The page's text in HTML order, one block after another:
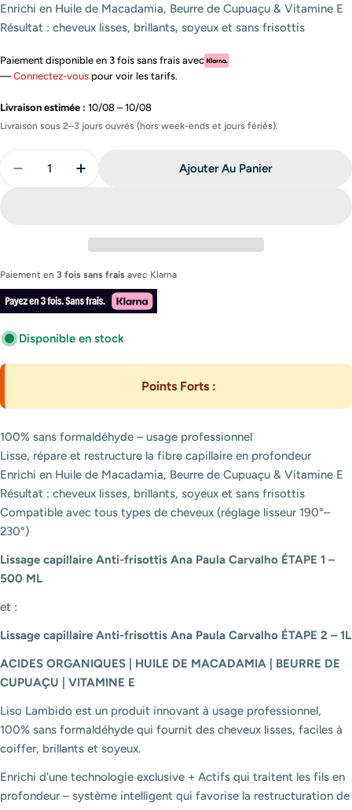
Enrichi en Huile de Macadamia, Beurre de Cupuaçu & Vitamine E
Résultat : cheveux lisses, brillants, soyeux et sans frisottis
Paiement disponible en 3 fois sans frais avec
—Connectez-vous pour voir les tarifs.
Livraison estimée : 10/08 – 10/08
Livraison sous 2–3 jours ouvrés (hors week-ends et jours fériés).
Diminuer La Quantité Pour Lissage Brésilien
Augmenter La Quantité Pour Lissage
Ajouter Au Panier
Paiement en 3 fois sans frais avec Klarna
Disponible en stock
Points Forts :
100% sans formaldéhyde – usage professionnel
Lisse, répare et restructure la fibre capillaire en profondeur
Enrichi en Huile de Macadamia, Beurre de Cupuaçu & Vitamine E
Résultat : cheveux lisses, brillants, soyeux et sans frisottis
Compatible avec tous types de cheveux (réglage lisseur 190°–
230°)
Lissage capillaire Anti-frisottis Ana Paula Carvalho ÉTAPE 1 –
500 ML
et :
Lissage capillaire Anti-frisottis Ana Paula Carvalho ÉTAPE 2 – 1L
ACIDES ORGANIQUES | HUILE DE MACADAMIA | BEURRE DE
CUPUAÇU | VITAMINE E
Liso Lambido est un produit innovant à usage professionnel,
100% sans formaldéhyde qui fournit des cheveux lisses, faciles à
coiffer, brillants et soyeux.
Enrichi d'une technologie exclusive + Actifs qui traitent les fils en
profondeur – système intelligent qui favorise la restructuration de